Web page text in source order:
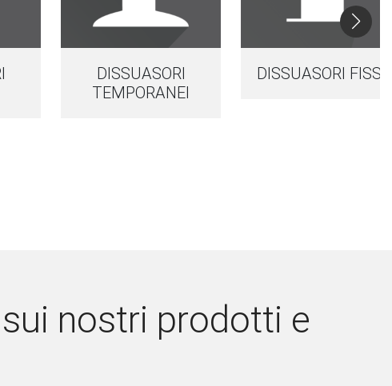
DISSUASORI
TEMPORANEI
DISSUASORI FISSI
nostri prodotti e